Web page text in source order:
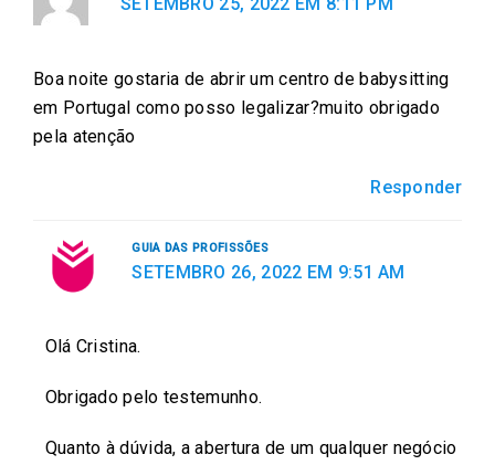
e
r
l s
a
e
d
Boa noite gostaria de abrir um centro de babysitting
em Portugal como posso legalizar?muito obrigado
pela atenção
Responder
GUIA DAS PROFISSÕES
SETEMBRO 26, 2022 EM 9:51 AM
Olá Cristina.
Obrigado pelo testemunho.
Quanto à dúvida, a abertura de um qualquer negócio